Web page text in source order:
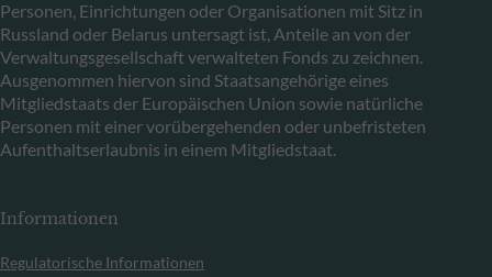
Personen, Einrichtungen oder Organisationen mit Sitz in
Russland oder Belarus untersagt ist, Anteile an von der
Verwaltungsgesellschaft verwalteten Fonds zu zeichnen.
Ausgenommen hiervon sind Staatsangehörige eines
Mitgliedstaats der Europäischen Union sowie natürliche
Personen mit einer vorübergehenden oder unbefristeten
Aufenthaltserlaubnis in einem Mitgliedstaat.
Informationen
Regulatorische Informationen